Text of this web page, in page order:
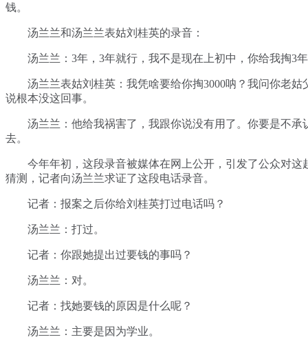
钱。
汤兰兰和汤兰兰表姑刘桂英的录音：
汤兰兰：3年，3年就行，我不是现在上初中，你给我掏3
汤兰兰表姑刘桂英：我凭啥要给你掏3000呐？我问你老姑
说根本没这回事。
汤兰兰：他给我祸害了，我跟你说没有用了。你要是不承
去。
今年年初，这段录音被媒体在网上公开，引发了公众对这
猜测，记者向汤兰兰求证了这段电话录音。
记者：报案之后你给刘桂英打过电话吗？
汤兰兰：打过。
记者：你跟她提出过要钱的事吗？
汤兰兰：对。
记者：找她要钱的原因是什么呢？
汤兰兰：主要是因为学业。